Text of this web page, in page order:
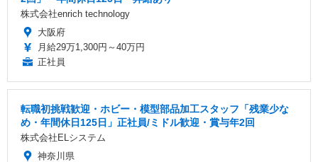
株式会社enrich technology
大阪府
月給29万1,300円～40万円
正社員
転職初挑戦歓迎・ホビー・模型部品加工スタッフ「残業少な
め・年間休日125日」正社員/ミドル歓迎・賞与年2回
株式会社ELシステム
神奈川県